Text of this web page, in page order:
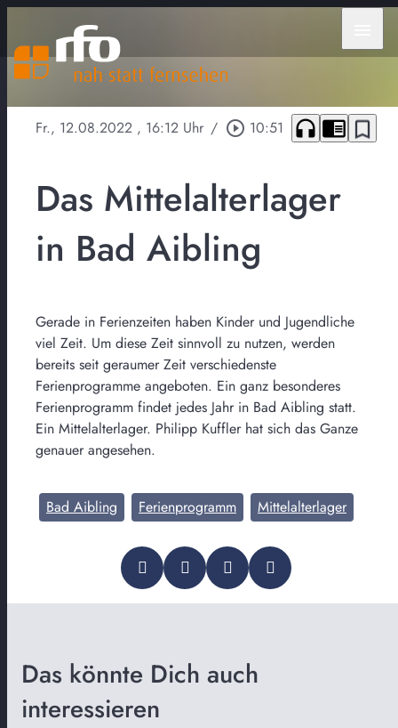
Fr., 12.08.2022 , 16:12 Uhr / play_circle_outline 10:51 headphones chrome_reader_mode bookmark_border
Das Mittelalterlager
in Bad Aibling
Gerade in Ferienzeiten haben Kinder und Jugendliche
viel Zeit. Um diese Zeit sinnvoll zu nutzen, werden
bereits seit geraumer Zeit verschiedenste
Ferienprogramme angeboten. Ein ganz besonderes
Ferienprogramm findet jedes Jahr in Bad Aibling statt.
Ein Mittelalterlager. Philipp Kuffler hat sich das Ganze
genauer angesehen.
Bad Aibling Ferienprogramm Mittelalterlager
Das könnte Dich auch
interessieren